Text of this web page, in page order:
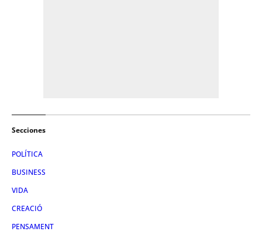
Secciones
POLÍTICA
BUSINESS
VIDA
CREACIÓ
PENSAMENT